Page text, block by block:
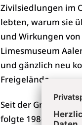
Zivilsiedlungen im
lebten, warum sie
und Wirkungen
Limesmuseum
und gänzlich neu
Freigelände.
Seit der Gründung
folgte 1986 auf